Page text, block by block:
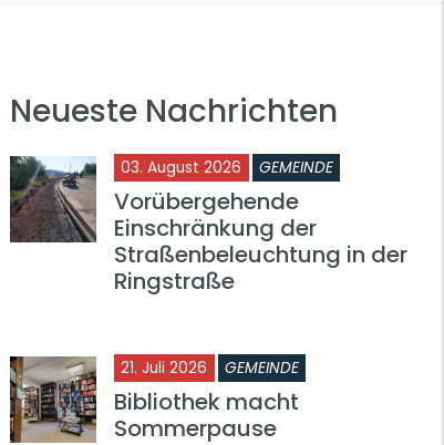
Neueste Nachrichten
03. August 2026 GEMEINDE
Vorübergehende
Einschränkung der
Straßenbeleuchtung in der
Ringstraße
21. Juli 2026 GEMEINDE
Bibliothek macht
Sommerpause